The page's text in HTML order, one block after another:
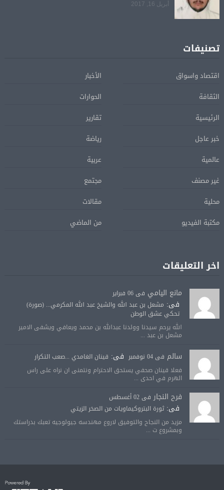
أبريل 16, 2017
تصنيفات
اقتصاد واسواق
الأخبار
الثقافة
الحوارات
الرئيسية
تقارير
خبر عاجل
رياضة
عالمية
عربية
غير مصنف
مجتمع
محلية
مقالات
مكتبة الفيديو
من الماضي
اخر التعليقات
مانع اليامي فى 06 فبراير
فى: مشعل بن عبد الله والشيخ عبد الله المكرمي... (صورة)
تحكي عشق الوطن
الله يرحم سيدنا وولدنا عبدالله بن محمد ويعافي ويشفى الامير
مشعل بن عبد ...
سالم فى 04 نوفمبر فى: قينان الغامدي ...صعب التكرار
فعلا قينان صحفي يستحق الاحترام ونتمنى ان نراه على راس
الهرم في احدى ...
فرح النجار فى 02 أغسطس
فى:ثورة البتروكيماويات من الصخر الزيتي
مزيد من النجاح والتوفيق لاروع مهندسه جيولوجيه تعبك بدراستك
وبمشروع ت ...